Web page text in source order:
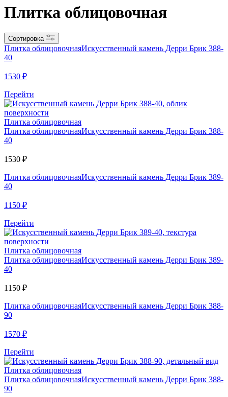
Плитка облицовочная
Сортировка
Плитка облицовочнаяИскусственный камень Дерри Брик 388-
40
1530 ₽
Перейти
Плитка облицовочная
Плитка облицовочнаяИскусственный камень Дерри Брик 388-
40
1530 ₽
Плитка облицовочнаяИскусственный камень Дерри Брик 389-
40
1150 ₽
Перейти
Плитка облицовочная
Плитка облицовочнаяИскусственный камень Дерри Брик 389-
40
1150 ₽
Плитка облицовочнаяИскусственный камень Дерри Брик 388-
90
1570 ₽
Перейти
Плитка облицовочная
Плитка облицовочнаяИскусственный камень Дерри Брик 388-
90